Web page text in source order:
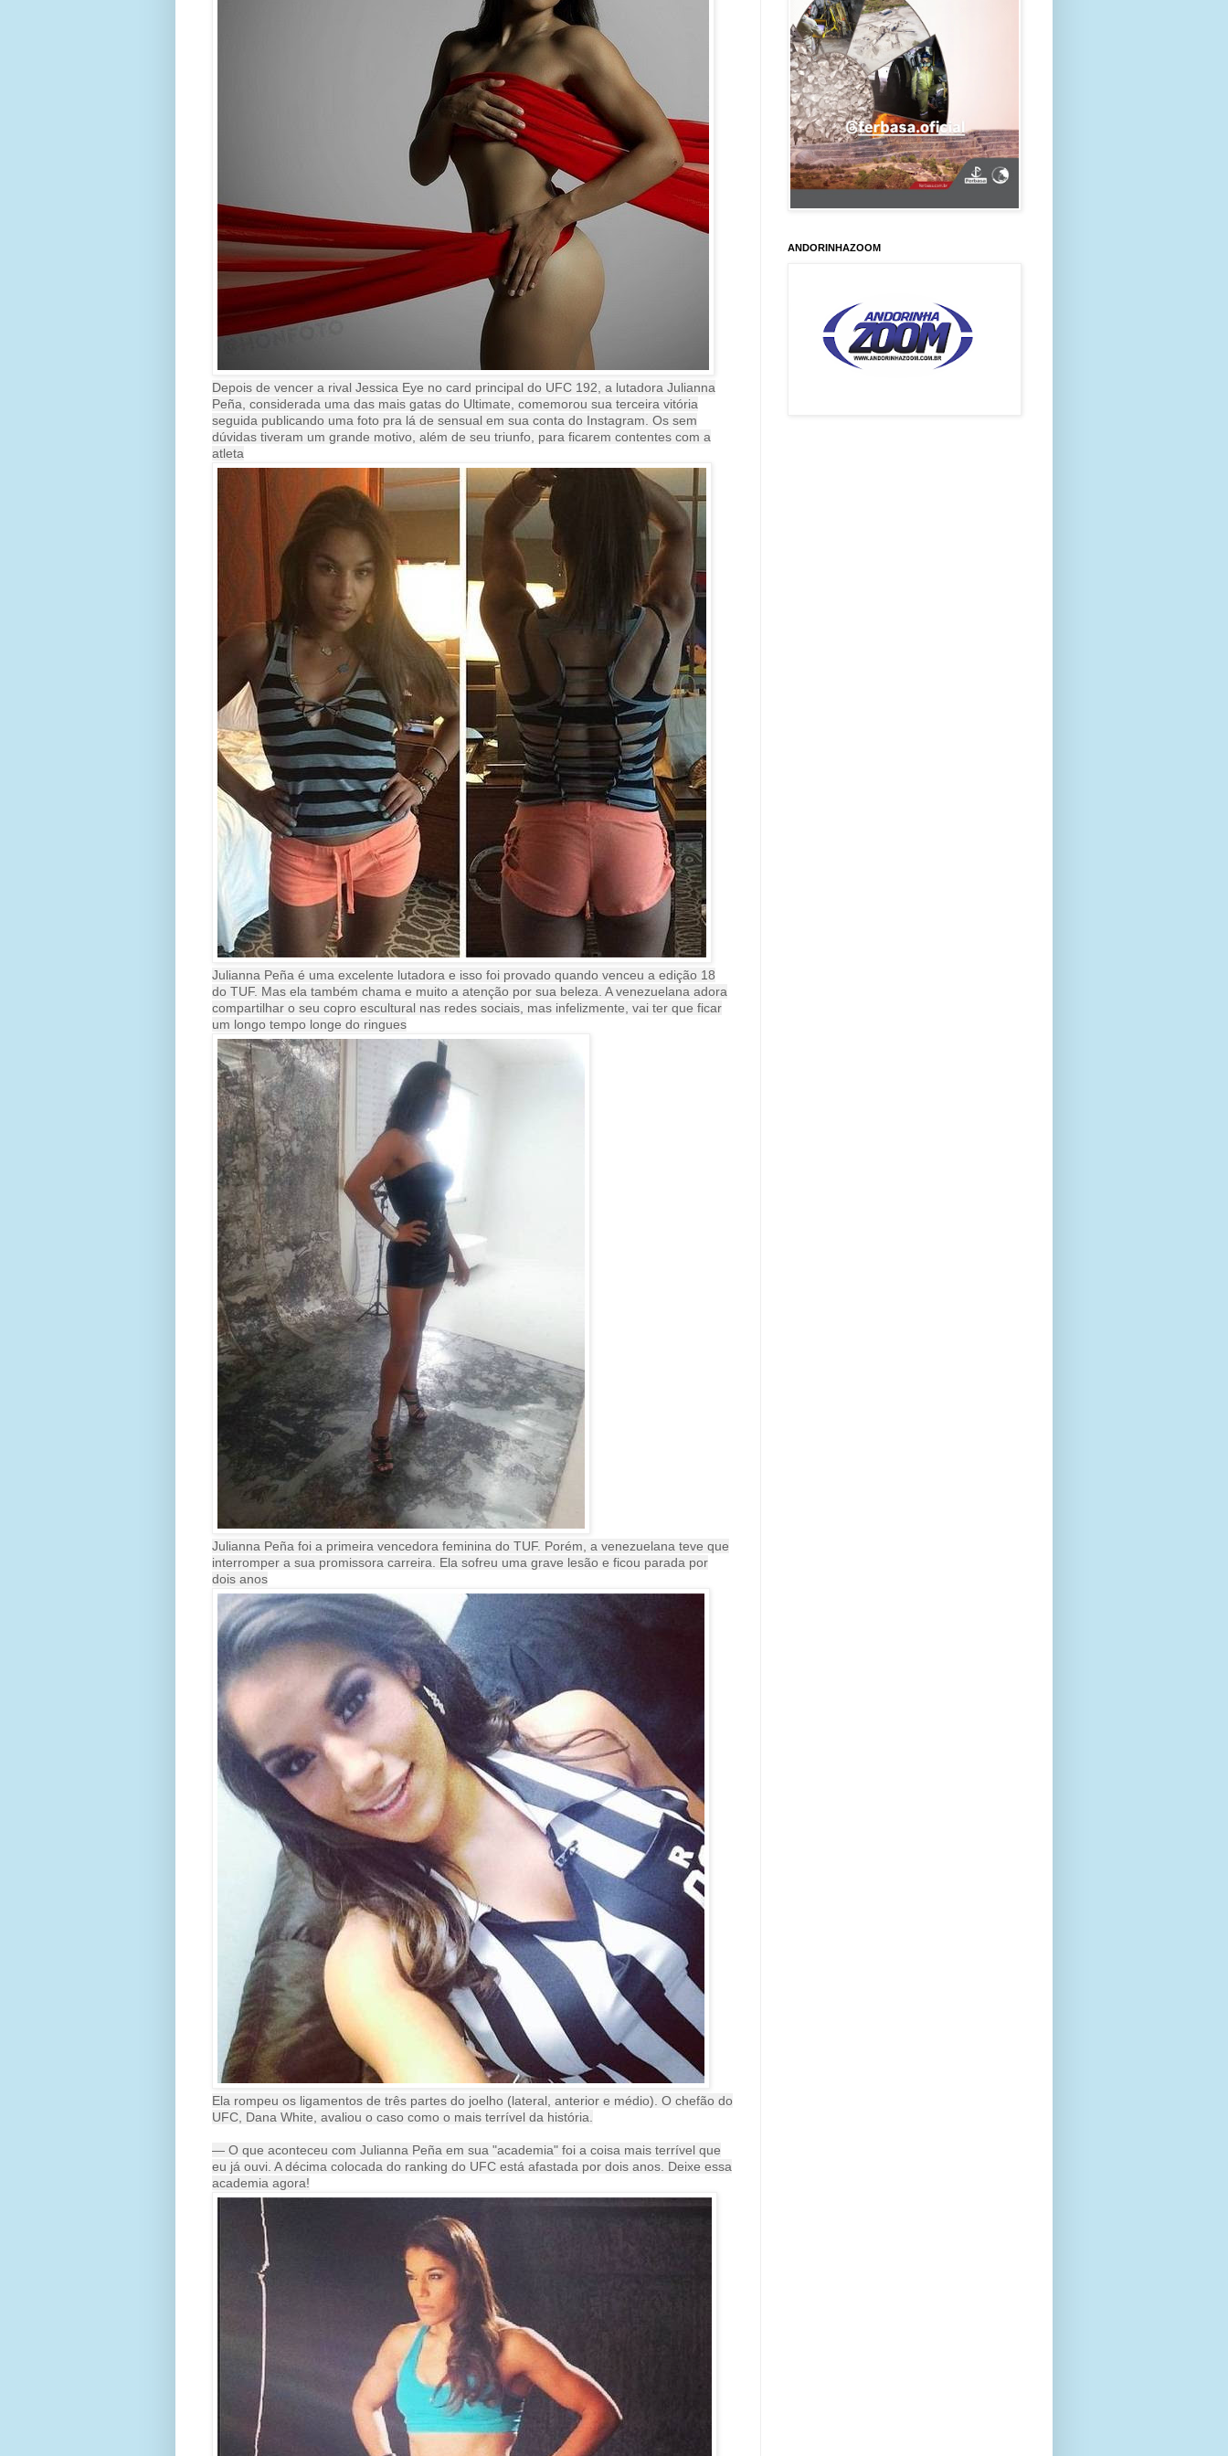
Depois de vencer a rival Jessica Eye no card principal do UFC 192, a lutadora Julianna
Peña, considerada uma das mais gatas do Ultimate, comemorou sua terceira vitória
seguida publicando uma foto pra lá de sensual em sua conta do Instagram. Os sem
dúvidas tiveram um grande motivo, além de seu triunfo, para ficarem contentes com a
atleta
Julianna Peña é uma excelente lutadora e isso foi provado quando venceu a edição 18
do TUF. Mas ela também chama e muito a atenção por sua beleza. A venezuelana adora
compartilhar o seu copro escultural nas redes sociais, mas infelizmente, vai ter que ficar
um longo tempo longe do ringues
Julianna Peña foi a primeira vencedora feminina do TUF. Porém, a venezuelana teve que
interromper a sua promissora carreira. Ela sofreu uma grave lesão e ficou parada por
dois anos
Ela rompeu os ligamentos de três partes do joelho (lateral, anterior e médio). O chefão do
UFC, Dana White, avaliou o caso como o mais terrível da história.
— O que aconteceu com Julianna Peña em sua "academia" foi a coisa mais terrível que
eu já ouvi. A décima colocada do ranking do UFC está afastada por dois anos. Deixe essa
academia agora!
ANDORINHAZOOM